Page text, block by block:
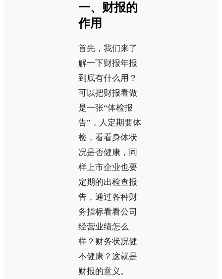
一、财报的
作用
首先，我们来了
解一下财报年报
到底有什么用？
可以把财报看做
是一张“体检报
告”，人定期要体
检，看看身体状
况是否健康，同
样上市企业也要
定期的出检查报
告，通过各种财
务指标看看公司
经营业绩怎么
样？财务状况健
不健康？这就是
财报的意义。